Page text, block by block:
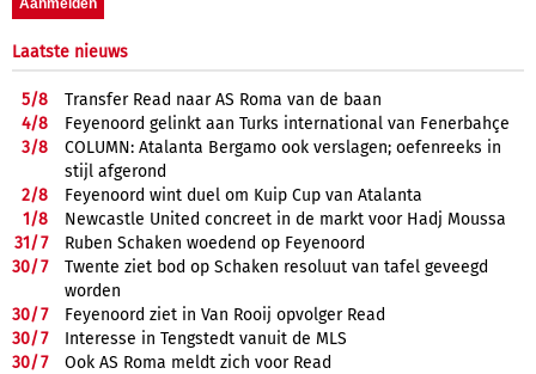
Laatste nieuws
5/8
Transfer Read naar AS Roma van de baan
4/8
Feyenoord gelinkt aan Turks international van Fenerbahçe
3/8
COLUMN: Atalanta Bergamo ook verslagen; oefenreeks in
stijl afgerond
2/8
Feyenoord wint duel om Kuip Cup van Atalanta
1/8
Newcastle United concreet in de markt voor Hadj Moussa
31/7
Ruben Schaken woedend op Feyenoord
30/7
Twente ziet bod op Schaken resoluut van tafel geveegd
worden
30/7
Feyenoord ziet in Van Rooij opvolger Read
30/7
Interesse in Tengstedt vanuit de MLS
30/7
Ook AS Roma meldt zich voor Read